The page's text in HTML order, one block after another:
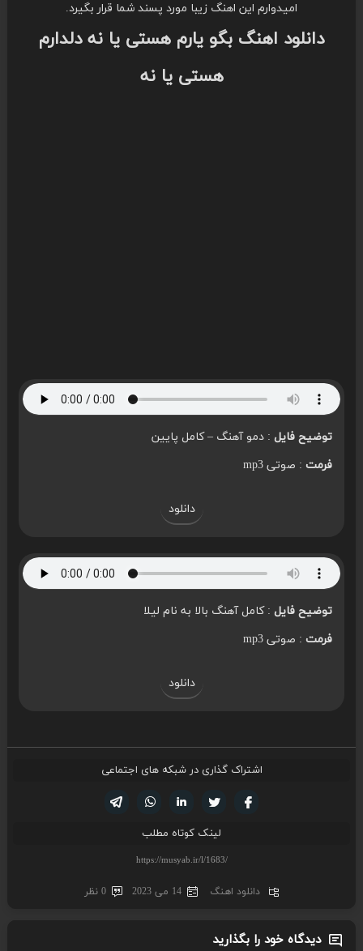
امیدوارم این اهنگ زیبا مورد پسند شما قرار بگیرد.
دانلود اهنگ بگو یارم هستی یا نه دلدارم
هستی یا نه
توضیح فایل: دمو آهنگ – کامل پایین
فرمت: صوتی mp3
دانلود
توضیح فایل: کامل آهنگ بالا به نام لیلا
فرمت: صوتی mp3
دانلود
اشتراک گذاری در شبکه های اجتماعی
لینکدین تویتر
فیسوک
لینک کوتاه مطلب
دانلود اهنگ 14 می 2023 0 نظر
دیدگاه خود را بگذارید